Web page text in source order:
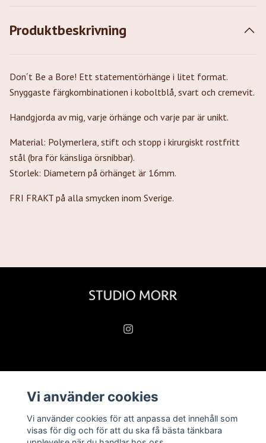
Produktbeskrivning
Don´t Be a Bore! Ett statementörhänge i litet format.
Snyggaste färgkombinationen i koboltblå, svart och cremevit.
Handgjorda av mig, varje örhänge och varje par är unikt.
Material: Polymerlera, stift och stopp i kirurgiskt rostfritt
stål (bra för känsliga örsnibbar).
Storlek: Diametern på örhänget är 16mm.
FRI FRAKT på alla smycken inom Sverige.
Köpvillkor
Kontakt
Vi använder cookies
Vi använder cookies för att anpassa det innehåll som
visas för dig och för att du ska få bästa tänkbara